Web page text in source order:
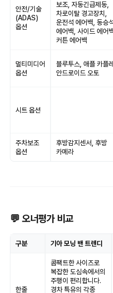
안전/기술
(ADAS)
옵션
보조, 자동긴급제동,
차로이탈 경고장치,
운전석 에어백, 동승
에어백, 사이드 에어
커튼 에어백
멀티미디어
옵션
블루투스, 애플 카플레
안드로이드 오토
시트 옵션
주차보조
옵션
후방감지센서, 후방
카메라
💬 오너평가 비교
구분 기아 모닝 밴 트렌디
한줄
콤팩트한 사이즈로
복잡한 도심속에서의
주행이 편리합니다.
경차 특유의 각종